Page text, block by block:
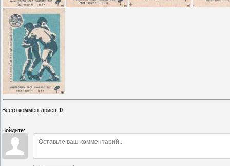
Всего комментариев: 0
Войдите: